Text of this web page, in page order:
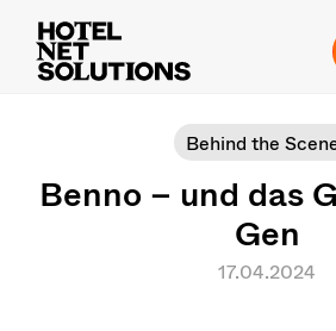
Behind the
Benno – und das
Gen
17.04.2024